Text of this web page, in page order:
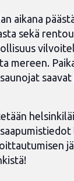
aikana
sekä
mereen.